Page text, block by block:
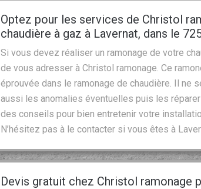
Optez pour les services de Christol
chaudière à gaz à Lavernat, dans le
Si vous devez réaliser un ramonage de votre
de vous adresser à Christol ramonage. Ce
éprouvée dans le ramonage de chaudière. Il ne
aussi les anomalies éventuelles puis les
des conseils pour bien entretenir votre
N’hésitez pas à le contacter si vous êtes à
Devis gratuit chez Christol ramonage